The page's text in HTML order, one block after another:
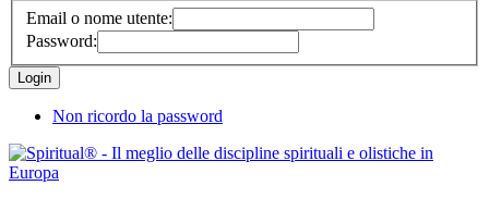
Email o nome utente:
Password:
Non ricordo la password